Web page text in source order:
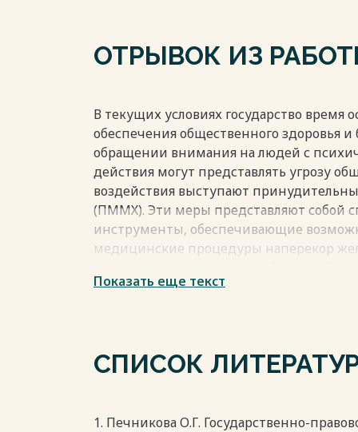
ОТРЫВОК ИЗ
В текущих условиях государство время
обеспечения общественного здоровья
обращении внимания на людей с
действия могут представлять угрозу
воздействия выступают
(ПММХ). Эти меры представляют собой
инструменты, обеспечивающие
медицинские процедуры наперекор
о способах, посредством которых
рекомендации для повышения
в период дореволюционной России. Уже
Показать еще текст
СПИСОК
1. Печникова О.Г. Государственно-